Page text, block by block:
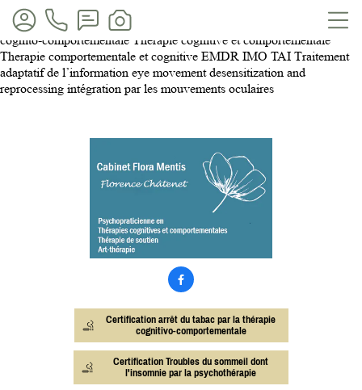
Cabinet Flora Mentis Oyonnax, Nantua, Bourg-en-Bresse Ain, Rhone-
Alpes, Haut-Bugey Saint-Claude Lons-Le-Saulnier TCC Therapie
cognito-comportementale Therapie cognitive et comportementale
Therapie comportementale et cognitive EMDR IMO TAI Traitement
adaptatif de l’information eye movement desensitization and
reprocessing intégration par les mouvements oculaires

Certification arrêt du tabac par la thérapie
cognitivo-comportementale
Certification Troubles du sommeil dont
l'insomnie par la psychothérapie